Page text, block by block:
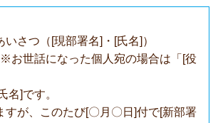
さつ（[現部署名]・[氏名]）
お世話になった個人宛の場合は「[役
名]です。
すが、このたび[〇月〇日]付で[新部署